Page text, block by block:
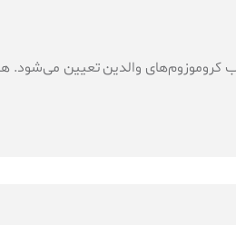
کروموزوم‌های والدین تعیین می‌شود.